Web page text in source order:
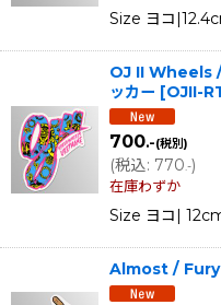
Size ヨコ
OJ II Wheels
ッカー [OJII-
700.-(税別)
(税込: 770.-)
在庫わずか
Size ヨコ|
Almost / Fury